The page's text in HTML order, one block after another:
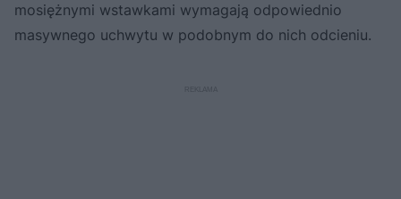
mosiężnymi wstawkami wymagają odpowiednio
masywnego uchwytu w podobnym do nich odcieniu.